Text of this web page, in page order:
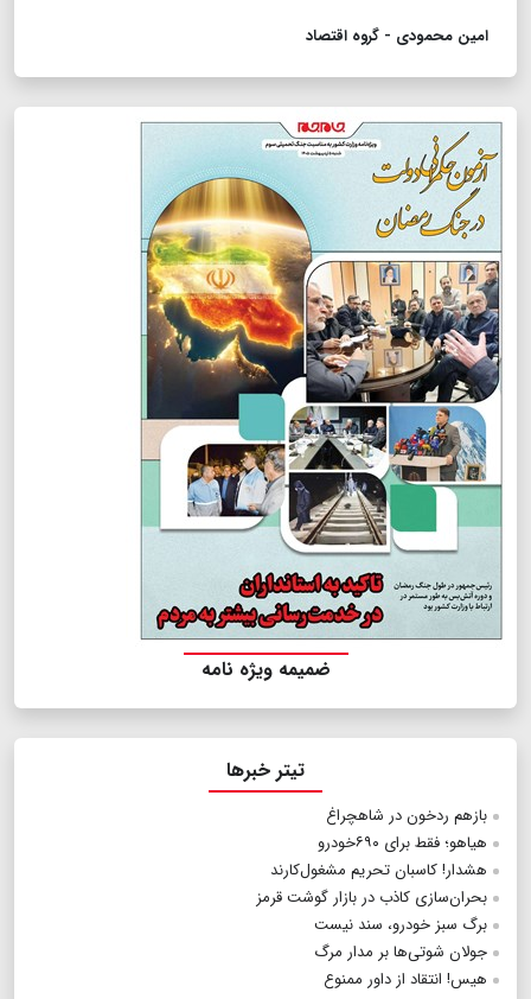
امین محمودی - گروه اقتصاد
ضمیمه ویژه نامه
تیتر خبرها
بازهم ردخون در شاهچراغ
هیاهو؛ فقط برای ۶۹۰خودرو
هشدار! کاسبان تحریم مشغول‌کارند
بحران‌سازی کاذب در بازار گوشت قرمز
برگ سبز خودرو، سند نیست
جولان شوتی‌ها بر مدار مرگ
هیس! انتقاد از داور ممنوع